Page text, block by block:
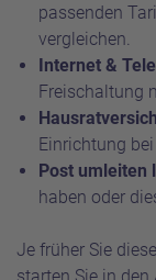
passenden
vergleichen.
Internet &
Freischaltung
Einrichtung
Post umleiten
haben oder
Je früher Sie